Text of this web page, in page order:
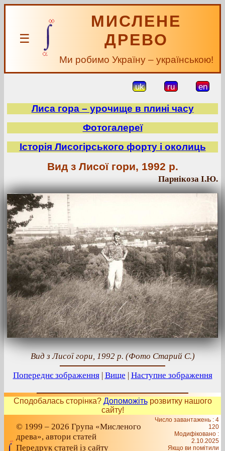
☰
МИСЛЕНЕ
ДРЕВО
Ми робимо Україну – українською!
uk ru en
Лиса гора – урочище в плині часу
Фотогалереї
Історія Лисогірського форту і околиць
Вид з Лисої гори, 1992 р.
Парнікоза І.Ю.
Вид з Лисої гори, 1992 р. (Фото Старий С.)
Попереднє зображення| Вище | Наступне зображення
Сподобалась сторінка? Допоможітьрозвитку нашого
сайту!
© 1999 – 2026 Група «Мисленого
древа», автори статей
Передрук статей із сайту
Число завантажень : 4
120
Модифіковано :
2.10.2025
Якщо ви помітили